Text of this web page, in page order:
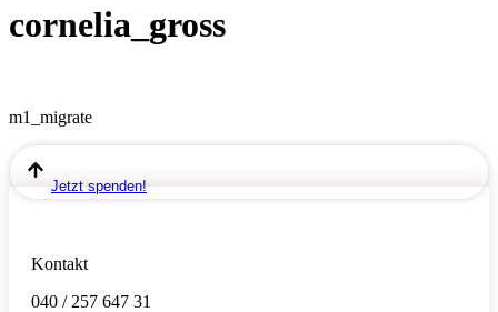
cornelia_gross
m1_migrate
Jetzt spenden!
Kontakt
040 / 257 647 31